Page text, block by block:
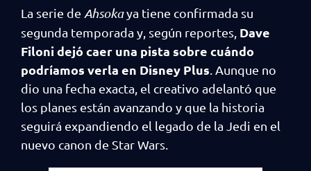
La serie de Ahsokaya tiene confirmada su
segunda temporada y, según reportes, Dave
Filoni dejó caer una pista sobre cuándo
podríamos verla en Disney Plus . Aunque no
dio una fecha exacta, el creativo adelantó que
los planes están avanzando y que la historia
seguirá expandiendo el legado de la Jedi en el
nuevo canon de Star Wars.